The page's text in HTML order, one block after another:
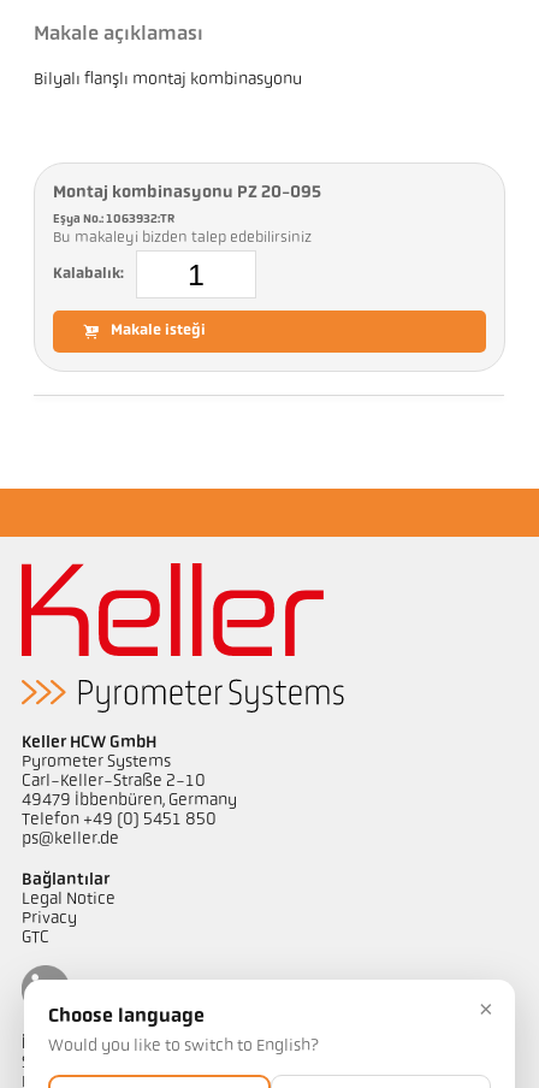
Makale açıklaması
Bilyalı flanşlı montaj kombinasyonu
Montaj kombinasyonu PZ 20-095
Eşya No.: 1063932:TR
Bu makaleyi bizden talep edebilirsiniz
Kalabalık:
Makale isteği
Keller HCW GmbH
Pyrometer Systems
Carl-Keller-Straße 2-10
49479 Ibbenbüren, Germany
Telefon +49 (0) 5451 850
ps@keller.de
Bağlantılar
Legal Notice
Privacy
GTC
İletişim
Sıcaklık ölçüm çözümlerimiz hakkında sorularınız mı var?
Ekibimiz size yardımcı olmaktan memnuniyet duyacaktır.
×
Choose language
Would you like to switch to English?